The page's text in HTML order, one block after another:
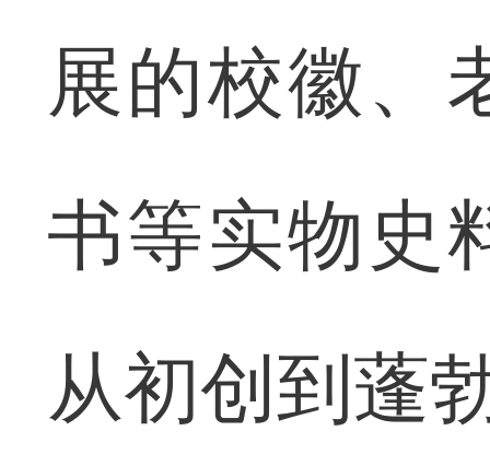
展的校徽、
书等实物史
从初创到蓬